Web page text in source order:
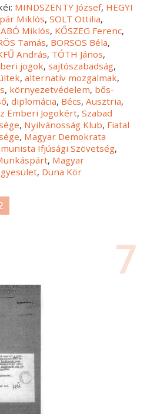
MINDSZENTY József, HEGYI
Miklós,SOLT Ottilia,
Miklós, KŐSZEG Ferenc,
Tamás, BORSOS Béla,
András, TÓTH János,
jogok,sajtószabadság,
,alternatív mozgalmak,
, környezetvédelem, bős-
,diplomácia, Bécs,Ausztria,
Emberi Jogokért,Szabad
, Nyilvánosság Klub, Fiatal
, Magyar Demokrata
Ifjúsági Szövetség,
, Magyar
, Duna Kör
7